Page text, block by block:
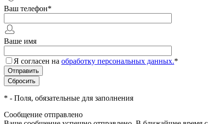
Ваш телефон*
Ваше имя
Я согласен на обработку персональных данных.*
* - Поля, обязательные для заполнения
Сообщение отправлено